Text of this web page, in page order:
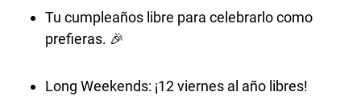
Tu cumpleaños libre para celebrarlo como
prefieras. 🎉
Long Weekends: ¡12 viernes al año libres!